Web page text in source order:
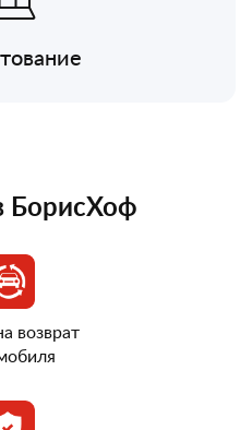
БорисХоф
возврат